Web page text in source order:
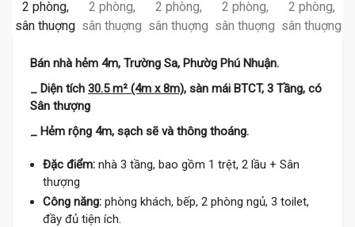
Bán nhà hẻm 4m, Trường Sa, Phườg Phú Nhuận.
_ Diện tích 30.5 m² (4m x 8m), sàn mái BTCT, 3 Tầng, có
Sân thượng
_ Hẻm rộng 4m, sạch sẽ và thông thoáng.
Đặc điểm: nhà 3 tầng, bao gồm 1 trệt, 2 lầu + Sân
thượng
Công năng: phòng khách, bếp, 2 phòng ngủ, 3 toilet,
đầy đủ tiện ích.